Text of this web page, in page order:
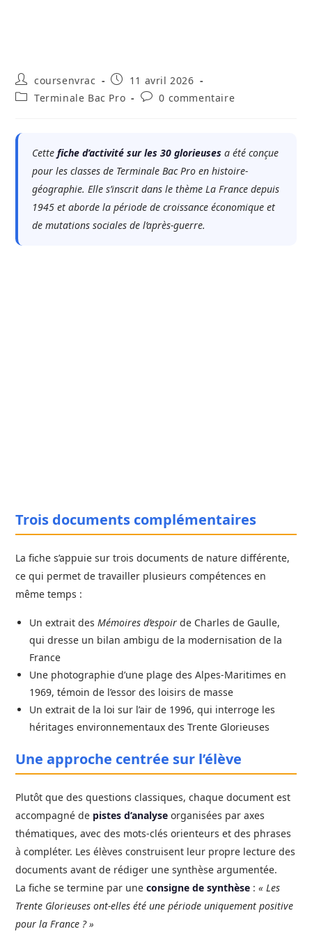
Auteur/autrice
de
la
coursenvrac
Publication
publiée :
11 avril 2026
PostTerminale Bac Pro
Commentaires
0 commentaire
Cettefiche d’activité sur les 30 glorieuses a été conçue
pour les classes de Terminale Bac Pro en histoire-
géographie. Elle s’inscrit dans le thèmeLa France depuis
1945 et aborde la période de croissance économique et
de mutations sociales de l’après-guerre.
Trois documents complémentaires
La fiche s’appuie sur trois documents de nature différente,
ce qui permet de travailler plusieurs compétences en
même temps :
Un extrait desMémoires d’espoir de Charles de Gaulle,
qui dresse un bilan ambigu de la modernisation de la
France
Une photographie d’une plage des Alpes-Maritimes en
1969, témoin de l’essor des loisirs de masse
Un extrait de la loi sur l’air de 1996, qui interroge les
héritages environnementaux des Trente Glorieuses
Une approche centrée sur l’élève
Plutôt que des questions classiques, chaque document est
accompagné de pistes d’analyse organisées par axes
thématiques, avec des mots-clés orienteurs et des phrases
à compléter. Les élèves construisent leur propre lecture des
documents avant de rédiger une synthèse argumentée.
La fiche se termine par uneconsigne de synthèse :« Les
Trente Glorieuses ont-elles été une période uniquement positive
pour la France ? »